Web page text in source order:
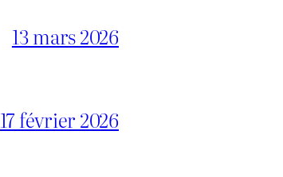
13 mars 2026
17 février 2026